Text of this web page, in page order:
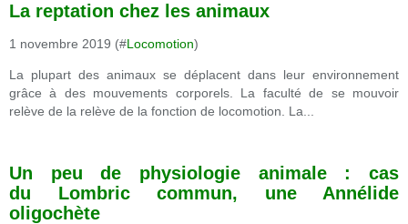
La reptation chez les animaux
1 novembre 2019 (#Locomotion)
La plupart des animaux se déplacent dans leur environnement
grâce à des mouvements corporels. La faculté de se mouvoir
relève de la relève de la fonction de locomotion. La...
Un peu de physiologie animale : cas
du Lombric commun, une Annélide
oligochète